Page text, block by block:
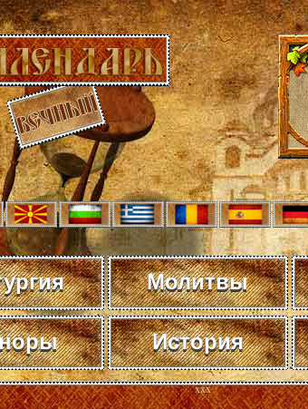
Молитвы
История
xxx